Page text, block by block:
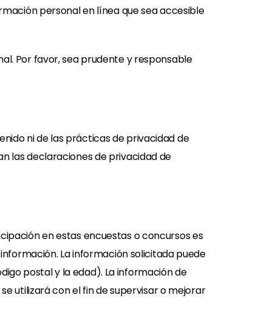
personal en línea que sea accesible
Por favor, sea prudente y responsable
ni de las prácticas de privacidad de
las declaraciones de privacidad de
en estas encuestas o concursos es
La información solicitada puede
postal y la edad). La información de
utilizará con el fin de supervisar o mejorar